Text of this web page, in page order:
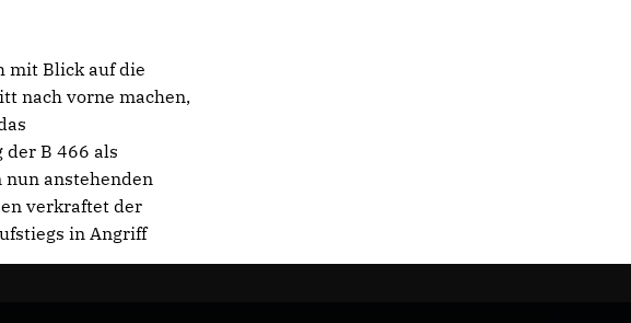
mit Blick auf die
nach vorne machen,
der B 466 als
nun anstehenden
verkraftet der
in Angriff